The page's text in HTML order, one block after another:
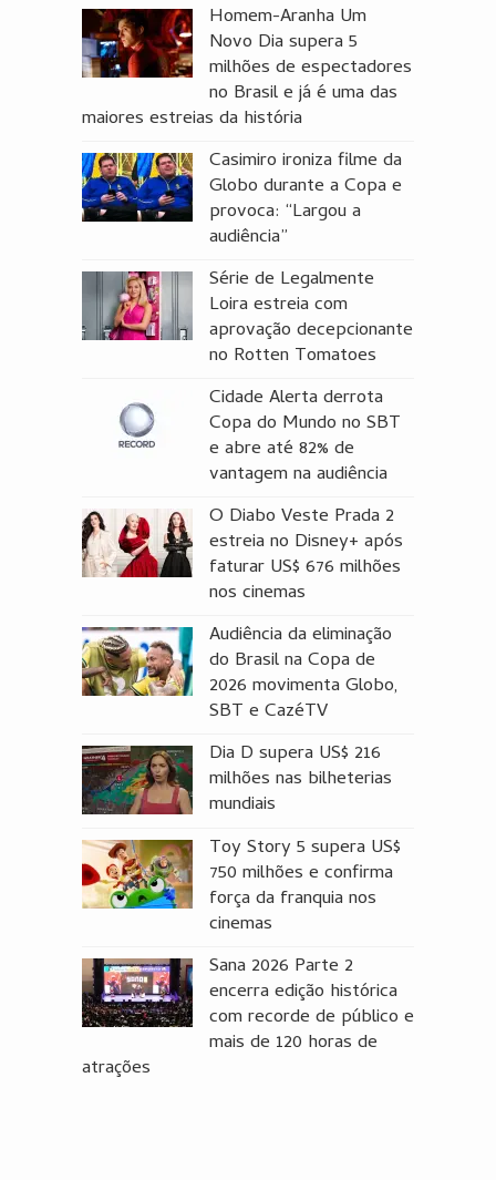
Homem-Aranha Um
Novo Dia supera 5
milhões de espectadores
no Brasil e já é uma das
maiores estreias da história
Casimiro ironiza filme da
Globo durante a Copa e
provoca: “Largou a
audiência”
Série de Legalmente
Loira estreia com
aprovação decepcionante
no Rotten Tomatoes
Cidade Alerta derrota
Copa do Mundo no SBT
e abre até 82% de
vantagem na audiência
O Diabo Veste Prada 2
estreia no Disney+ após
faturar US$ 676 milhões
nos cinemas
Audiência da eliminação
do Brasil na Copa de
2026 movimenta Globo,
SBT e CazéTV
Dia D supera US$ 216
milhões nas bilheterias
mundiais
Toy Story 5 supera US$
750 milhões e confirma
força da franquia nos
cinemas
Sana 2026 Parte 2
encerra edição histórica
com recorde de público e
mais de 120 horas de
atrações